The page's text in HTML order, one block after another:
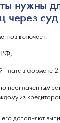
нужны
через суд
включает:
РФ;
плате в формате
неоплаченным
из
его дополняют